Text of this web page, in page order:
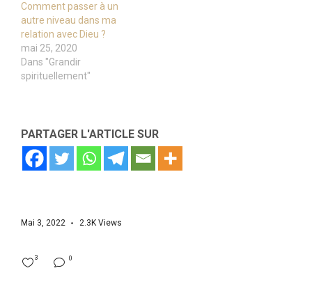
Comment passer à un
autre niveau dans ma
relation avec Dieu ?
mai 25, 2020
Dans "Grandir
spirituellement"
PARTAGER L'ARTICLE SUR
Mai 3, 2022 2.3K Views
0
3